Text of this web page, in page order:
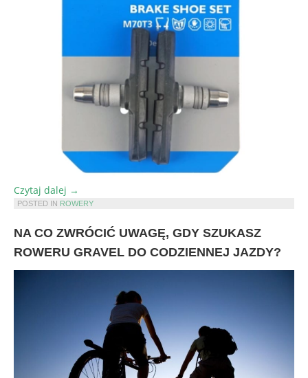
Czytaj dalej „Jak
wybrać
hamulcowe
Shimano
→
POSTED IN ROWERY
NA CO ZWRÓCIĆ UWAGĘ, GDY SZUKASZ
ROWERU GRAVEL DO CODZIENNEJ JAZDY?